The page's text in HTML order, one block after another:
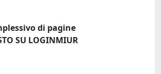
di pagine
SU LOGINMIUR